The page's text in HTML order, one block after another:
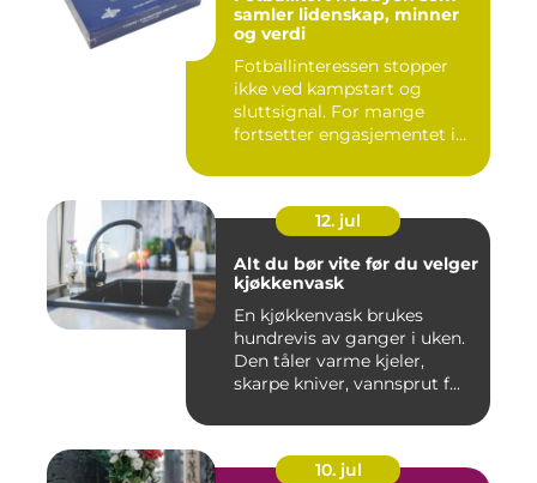
samler lidenskap, minner
og verdi
Fotballinteressen stopper
ikke ved kampstart og
sluttsignal. For mange
fortsetter engasjementet i
12. jul
Alt du bør vite før du velger
kjøkkenvask
En kjøkkenvask brukes
hundrevis av ganger i uken.
Den tåler varme kjeler,
skarpe kniver, vannsprut f...
10. jul